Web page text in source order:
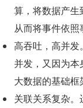
算，将数据产生
从而将事件依照
高吞吐，高并
并发，又因为
大数据的基础框
关联关系复杂